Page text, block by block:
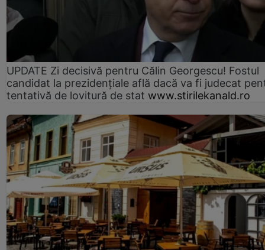
UPDATE Zi decisivă pentru Călin Georgescu! Fostul
candidat la prezidențiale află dacă va fi judecat
tentativă de lovitură de stat www.stirilekanald.ro